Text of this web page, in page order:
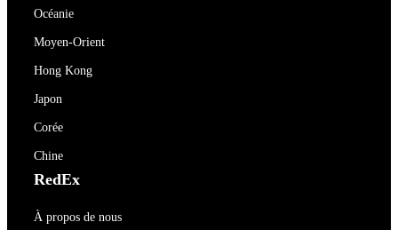
Océanie
Moyen-Orient
Hong Kong
Japon
Corée
Chine
RedEx
À propos de nous